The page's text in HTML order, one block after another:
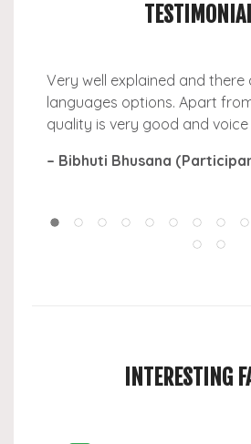
Very well explained and there
languages options. Apart
quality is very good and voice
– Bibhuti Bhusana
INTERESTING